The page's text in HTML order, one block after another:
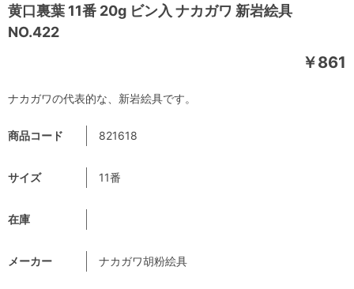
黄口裏葉 11番 20g ビン入 ナカガワ 新岩絵具
NO.422
￥861
商品コード 821618
サイズ 11番
在庫
メーカー ナカガワ胡粉絵具
ナカガワの代表的な、新岩絵具です。